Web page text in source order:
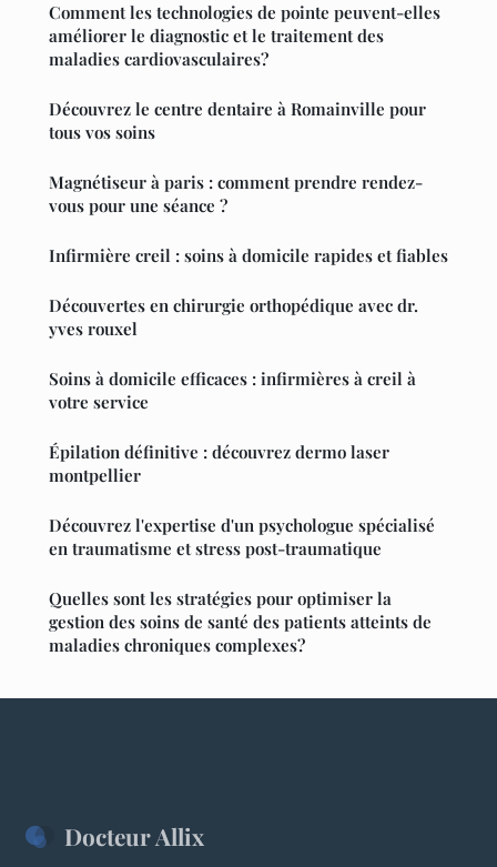
Comment les technologies de pointe peuvent-elles
améliorer le diagnostic et le traitement des
maladies cardiovasculaires?
Découvrez le centre dentaire à Romainville pour
tous vos soins
Magnétiseur à paris : comment prendre rendez-
vous pour une séance ?
Infirmière creil : soins à domicile rapides et fiables
Découvertes en chirurgie orthopédique avec dr.
yves rouxel
Soins à domicile efficaces : infirmières à creil à
votre service
Épilation définitive : découvrez dermo laser
montpellier
Découvrez l'expertise d'un psychologue spécialisé
en traumatisme et stress post-traumatique
Quelles sont les stratégies pour optimiser la
gestion des soins de santé des patients atteints de
maladies chroniques complexes?
Docteur Allix